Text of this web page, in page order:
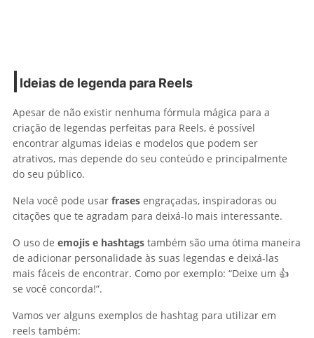
Ideias de legenda para Reels
Apesar de não existir nenhuma fórmula mágica para a
criação de legendas perfeitas para Reels, é possível
encontrar algumas ideias e modelos que podem ser
atrativos, mas depende do seu conteúdo e principalmente
do seu público.
Nela você pode usar frases engraçadas, inspiradoras ou
citações que te agradam para deixá-lo mais interessante.
O uso de emojis e hashtags também são uma ótima maneira
de adicionar personalidade às suas legendas e deixá-las
mais fáceis de encontrar. Como por exemplo: “Deixe um 👍
se você concorda!”.
Vamos ver alguns exemplos de hashtag para utilizar em
reels também: